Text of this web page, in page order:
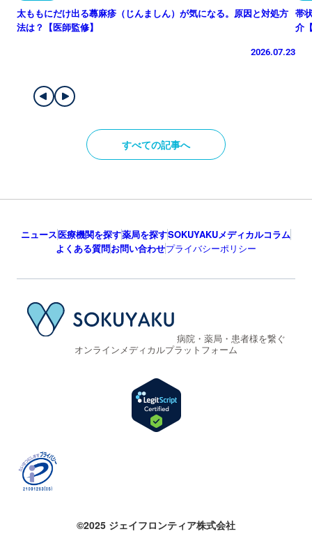
太ももにだけ出る蕁麻疹（じんましん）が気になる。原因と対処方
法は？【医師監修】
2026.07.23
帯
介
すべての記事へ
ニュース医療機関を探す薬局を探すSOKUYAKUメディカルコラム
よくある質問お問い合わせプライバシーポリシー
病院・薬局・患者様を繋ぐ
オンラインメディカルプラットフォーム
©2025 ジェイフロンティア株式会社